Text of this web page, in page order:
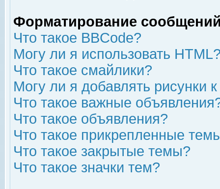
Форматирование
Что такое BBCode?
Могу ли я использовать
Что такое смайлики?
Могу ли я добавлять рисунки
Что такое важные
Что такое объявления?
Что такое прикрепленные
Что такое закрытые темы?
Что такое значки тем?